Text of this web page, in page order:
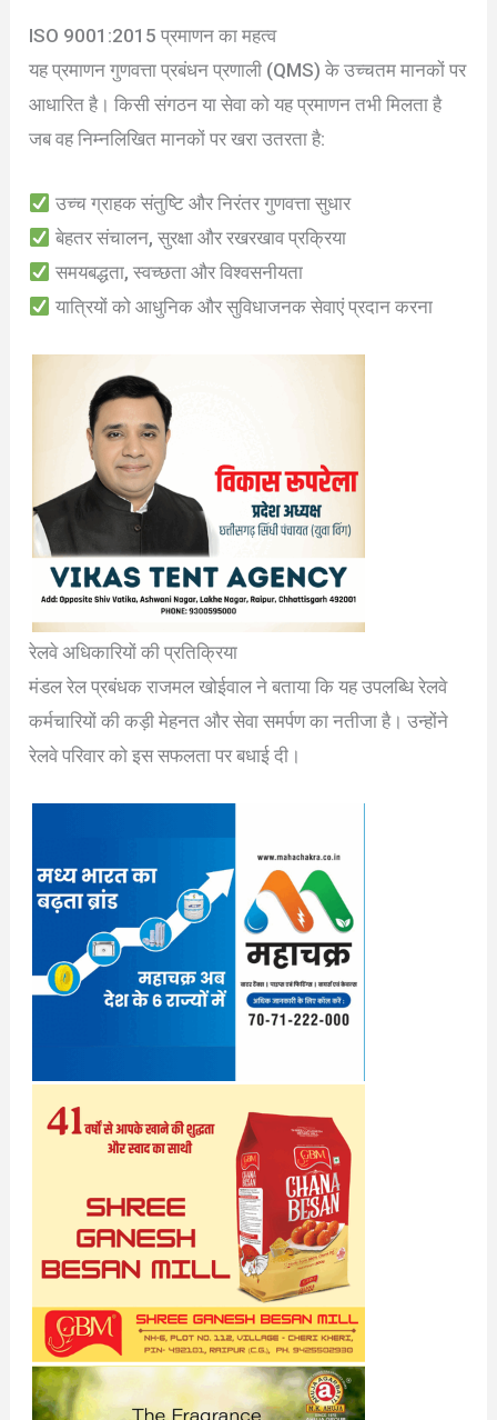
ISO 9001:2015 प्रमाणन का महत्व
यह प्रमाणन गुणवत्ता प्रबंधन प्रणाली (QMS) के उच्चतम मानकों पर
आधारित है। किसी संगठन या सेवा को यह प्रमाणन तभी मिलता है
जब वह निम्नलिखित मानकों पर खरा उतरता है:
उच्च ग्राहक संतुष्टि और निरंतर गुणवत्ता सुधार
बेहतर संचालन, सुरक्षा और रखरखाव प्रक्रिया
समयबद्धता, स्वच्छता और विश्वसनीयता
यात्रियों को आधुनिक और सुविधाजनक सेवाएं प्रदान करना
रेलवे अधिकारियों की प्रतिक्रिया
मंडल रेल प्रबंधक राजमल खोईवाल ने बताया कि यह उपलब्धि रेलवे
कर्मचारियों की कड़ी मेहनत और सेवा समर्पण का नतीजा है। उन्होंने
रेलवे परिवार को इस सफलता पर बधाई दी।